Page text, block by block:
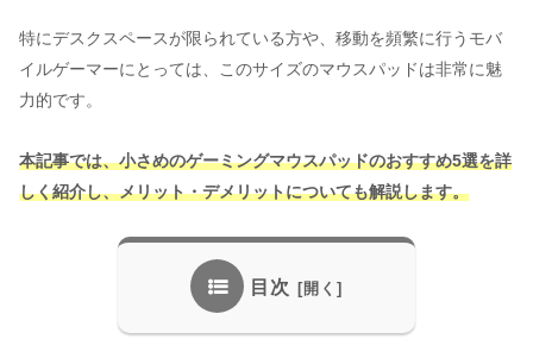
特にデスクスペースが限られている方や、移動を頻繁に行うモバ
イルゲーマーにとっては、このサイズのマウスパッドは非常に魅
力的です。
本記事では、小さめのゲーミングマウスパッドのおすすめ5選を詳
しく紹介し、メリット・デメリットについても解説します。
目次